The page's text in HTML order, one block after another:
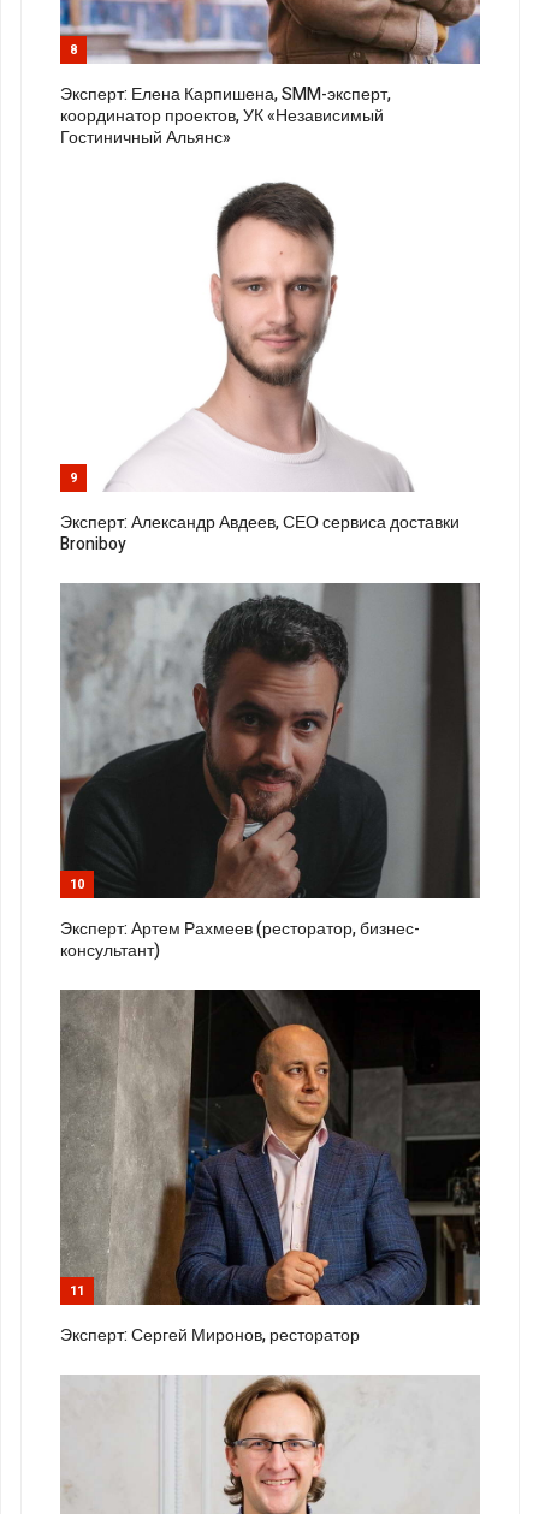
8
Эксперт: Елена Карпишена, SMM-эксперт,
координатор проектов, УК «Независимый
Гостиничный Альянс»
9
Эксперт: Александр Авдеев, СЕО сервиса доставки
Broniboy
10
Эксперт: Артем Рахмеев (ресторатор, бизнес-
консультант)
11
Эксперт: Сергей Миронов, ресторатор